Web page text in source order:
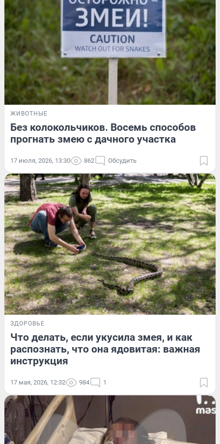
ЖИВОТНЫЕ
Без колокольчиков. Восемь способов
прогнать змею с дачного участка
17 июля, 2026, 13:30 862 Обсудить
ЗДОРОВЬЕ
Что делать, если укусила змея, и как
распознать, что она ядовитая: важная
инструкция
17 мая, 2026, 12:32 984 1